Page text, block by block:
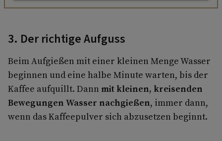
3. Der richtige Aufguss
Beim Aufgießen mit einer kleinen Menge Wasser
beginnen und eine halbe Minute warten, bis der
Kaffee aufquillt. Dann mit kleinen, kreisenden
Bewegungen Wasser nachgießen, immer dann,
wenn das Kaffeepulver sich abzusetzen beginnt.